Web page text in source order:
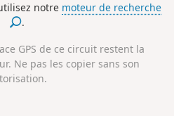
notre moteur de recherche
.
GPS de ce circuit restent la
Ne pas les copier sans son